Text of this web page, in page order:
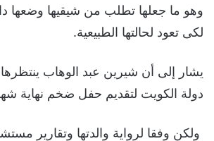
وهو ما جعلها تطلب من شيقيها وضعها
لكى تعود لحالتها الطبيعية.
يشار إلى أن شيرين عبد الوهاب
دولة الكويت لتقديم حفل ضخم نهاية
ولكن وفقا لرواية والدتها وتقارير